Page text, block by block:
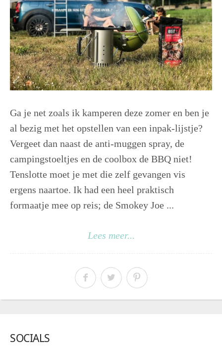
Ga je net zoals ik kamperen deze zomer en ben je
al bezig met het opstellen van een inpak-lijstje?
Vergeet dan naast de anti-muggen spray, de
campingstoeltjes en de coolbox de BBQ niet!
Tenslotte moet je met die zelf gevangen vis
ergens naartoe. Ik had een heel praktisch
formaatje mee op reis; de Smokey Joe ...
Lees meer...
SOCIALS